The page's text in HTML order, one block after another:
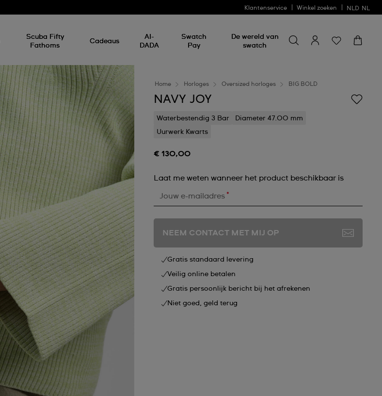
Klantenservice Winkel zoeken NLD NL
Scuba Fifty
Fathoms
Cadeaus
AI-
DADA
Swatch
Pay
De wereld van
swatch
naar
iets
Home Horloges Oversized horloges BIG BOLD
NAVY JOY
Waterbestendig 3 Bar
Diameter 47.00 mm
Uurwerk Kwarts
€ 130,00
Laat me weten wanneer het product beschikbaar is
Jouw e-mailadres *
NEEM CONTACT MET MIJ OP
Gratis standaard levering
Veilig online betalen
Gratis persoonlijk bericht bij het afrekenen
Niet goed, geld terug